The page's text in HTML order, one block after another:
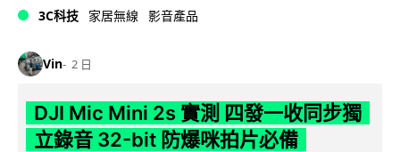
3C科技 家居無線 影音產品
Vin 2 日
DJI Mic Mini 2s 實測 四發一收同步獨
立錄音 32-bit 防爆咪拍片必備